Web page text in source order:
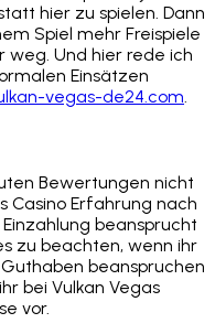
hier zu spielen. Dann
Spiel mehr Freispiele
weg. Und hier rede ich
Einsätzen
vegas-de24.com
Bewertungen nicht
Casino Erfahrung nach
beansprucht
zu beachten, wenn ihr
beanspruchen
bei Vulkan Vegas
vor.